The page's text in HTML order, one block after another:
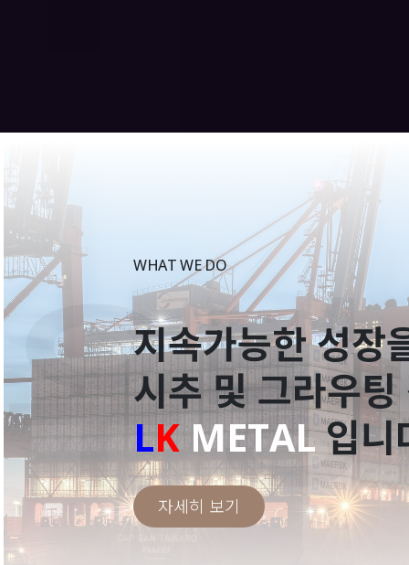
WHAT WE DO
지속가능한 성장
시추 및 그라우
LK METAL입니
자세히 보기